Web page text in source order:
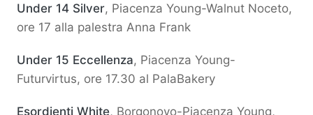
Under 14 Silver, Piacenza Young-Walnut Noceto,
ore 17 alla palestra Anna Frank
Under 15 Eccellenza, Piacenza Young-
Futurvirtus, ore 17.30 al PalaBakery
Esordienti White, Borgonovo-Piacenza Young,